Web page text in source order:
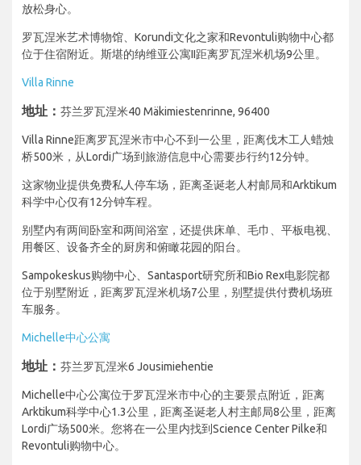
放松身心。
罗瓦涅米艺术博物馆、Korundi文化之家和Revontuli购物中心都
位于住宿附近。斯堪的纳维亚公寓II距离罗瓦涅米机场9公里。
Villa Rinne
地址： 芬兰罗瓦涅米40 Mäkimiestenrinne, 96400
Villa Rinne距离罗瓦涅米市中心不到一公里，距离伐木工人蜡烛
桥500米，从Lordi广场到旅游信息中心需要步行约12分钟。
这家物业提供免费私人停车场，距离圣诞老人村邮局和Arktikum
科学中心仅有12分钟车程。
别墅内有两间卧室和两间浴室，还提供床单、毛巾、平板电视、
用餐区、设备齐全的厨房和俯瞰花园的阳台。
Sampokeskus购物中心、Santasport研究所和Bio Rex电影院都
位于别墅附近，距离罗瓦涅米机场7公里，别墅提供付费机场班
车服务。
Michelle中心公寓
地址： 芬兰罗瓦涅米6 Jousimiehentie
Michelle中心公寓位于罗瓦涅米市中心的主要景点附近，距离
Arktikum科学中心1.3公里，距离圣诞老人村主邮局8公里，距离
Lordi广场500米。您将在一公里内找到Science Center Pilke和
Revontuli购物中心。